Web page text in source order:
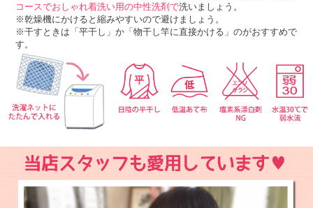
コースでおしゃれ着洗い用の中性洗剤で洗いましょう。
※乾燥機にかけると縮みやすいので避けましょう。
※干すときは「平干し」か「物干し竿に直接かける」のがおすすめで
す。